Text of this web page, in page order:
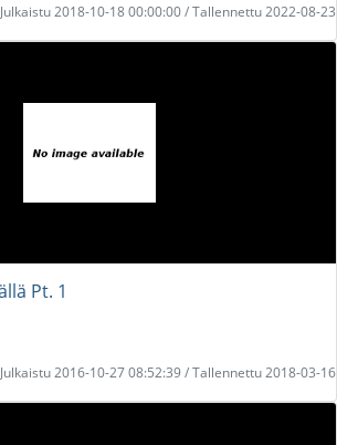
Julkaistu 2018-10-18 00:00:00 / Tallennettu 2022-08-23
Pt. 1
Julkaistu 2016-10-27 08:52:39 / Tallennettu 2018-03-16